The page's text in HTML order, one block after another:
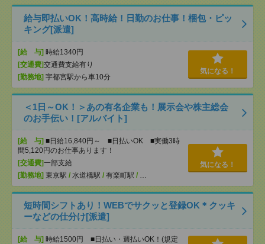
給与即払いOK！高時給！日勤のお仕事！梱包・ピッ
キング[派遣]
[給 与] 時給1340円
[交通費]交通費支給有り
[勤務地] 宇都宮駅から車10分
気になる！
＜1日～OK！＞あの有名企業も！展示会や株主総会
のお手伝い！[アルバイト]
[給 与] ■日給16,840円～ ■日払いOK ■実働3時
間5,120円のお仕事あります！
[交通費]一部支給
[勤務地] 東京駅 / 水道橋駅 / 有楽町駅 / …
気になる！
短時間シフトあり！WEBでサクッと登録OK＊クッキ
ーなどの仕分け[派遣]
[給 与] 時給1500円 ■日払い・週払いOK！(規定